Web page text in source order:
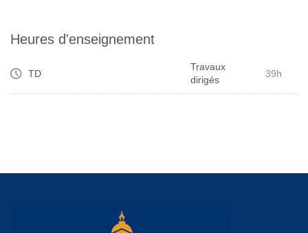
Heures d'enseignement
TD
Travaux
dirigés
39h